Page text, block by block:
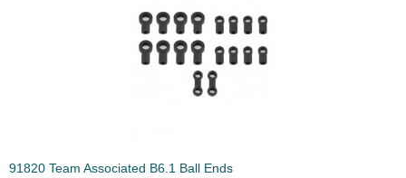
91820 Team Associated B6.1 Ball Ends